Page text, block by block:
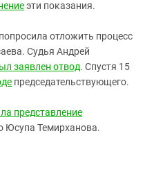
эти показания.
отложить процесс
Судья Андрей
заявлен отвод. Спустя 15
председательствующего.
представление
Юсупа Темирханова.